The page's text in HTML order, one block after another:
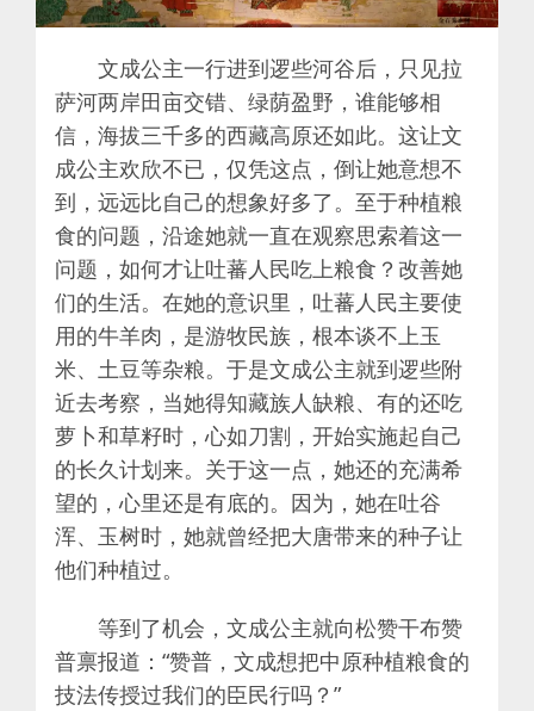
文成公主一行进到逻些河谷后，只见拉
萨河两岸田亩交错、绿荫盈野，谁能够相
信，海拔三千多的西藏高原还如此。这让文
成公主欢欣不已，仅凭这点，倒让她意想不
到，远远比自己的想象好多了。至于种植粮
食的问题，沿途她就一直在观察思索着这一
问题，如何才让吐蕃人民吃上粮食？改善她
们的生活。在她的意识里，吐蕃人民主要使
用的牛羊肉，是游牧民族，根本谈不上玉
米、土豆等杂粮。于是文成公主就到逻些附
近去考察，当她得知藏族人缺粮、有的还吃
萝卜和草籽时，心如刀割，开始实施起自己
的长久计划来。关于这一点，她还的充满希
望的，心里还是有底的。因为，她在吐谷
浑、玉树时，她就曾经把大唐带来的种子让
他们种植过。
等到了机会，文成公主就向松赞干布赞
普禀报道：“赞普，文成想把中原种植粮食的
技法传授过我们的臣民行吗？”